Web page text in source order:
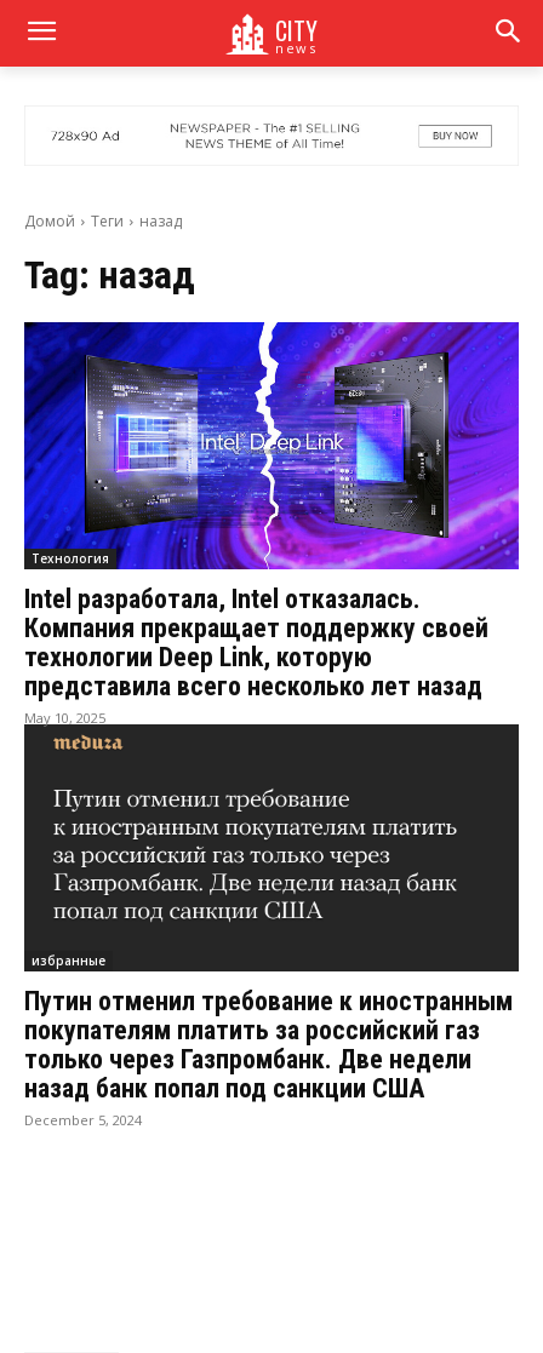
CITY
news
Домой Теги назад
Tag: назад
Технология
Intel разработала, Intel отказалась.
Компания прекращает поддержку своей
технологии Deep Link, которую
представила всего несколько лет назад
May 10, 2025
избранные
Путин отменил требование к иностранным
покупателям платить за российский газ
только через Газпромбанк. Две недели
назад банк попал под санкции США
December 5, 2024